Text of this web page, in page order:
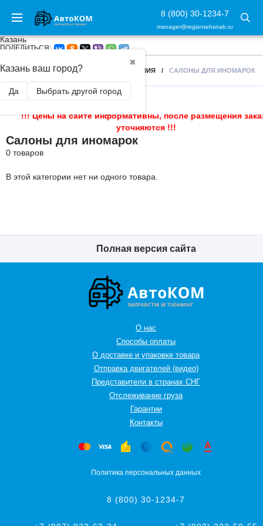
8 (800) 30-1234-7
manager@regiontehsnab.ru
Казань
✖
Казань ваш город?
Да Выбрать другой город
ПОДЕЛИТЬСЯ:
ГЛАВНАЯ / ТЮНИНГ САЛОНА СИДЕНИЯ / САЛОНЫ ДЛЯ ИНОМАРОК
!!! Цены на сайте информативны, после размещения
уточняются !!!
Салоны для иномарок
0 товаров
В этой категории нет ни одного товара.
Полная версия сайта
О нас
Способы оплаты
О доставке и упаковке товара
Отправка двигателей (видео)
Представители в странах СНГ
Oтслеживание груза
Гарантии
Контакты
Политика персональных данных
8 (800) 30-1234-7